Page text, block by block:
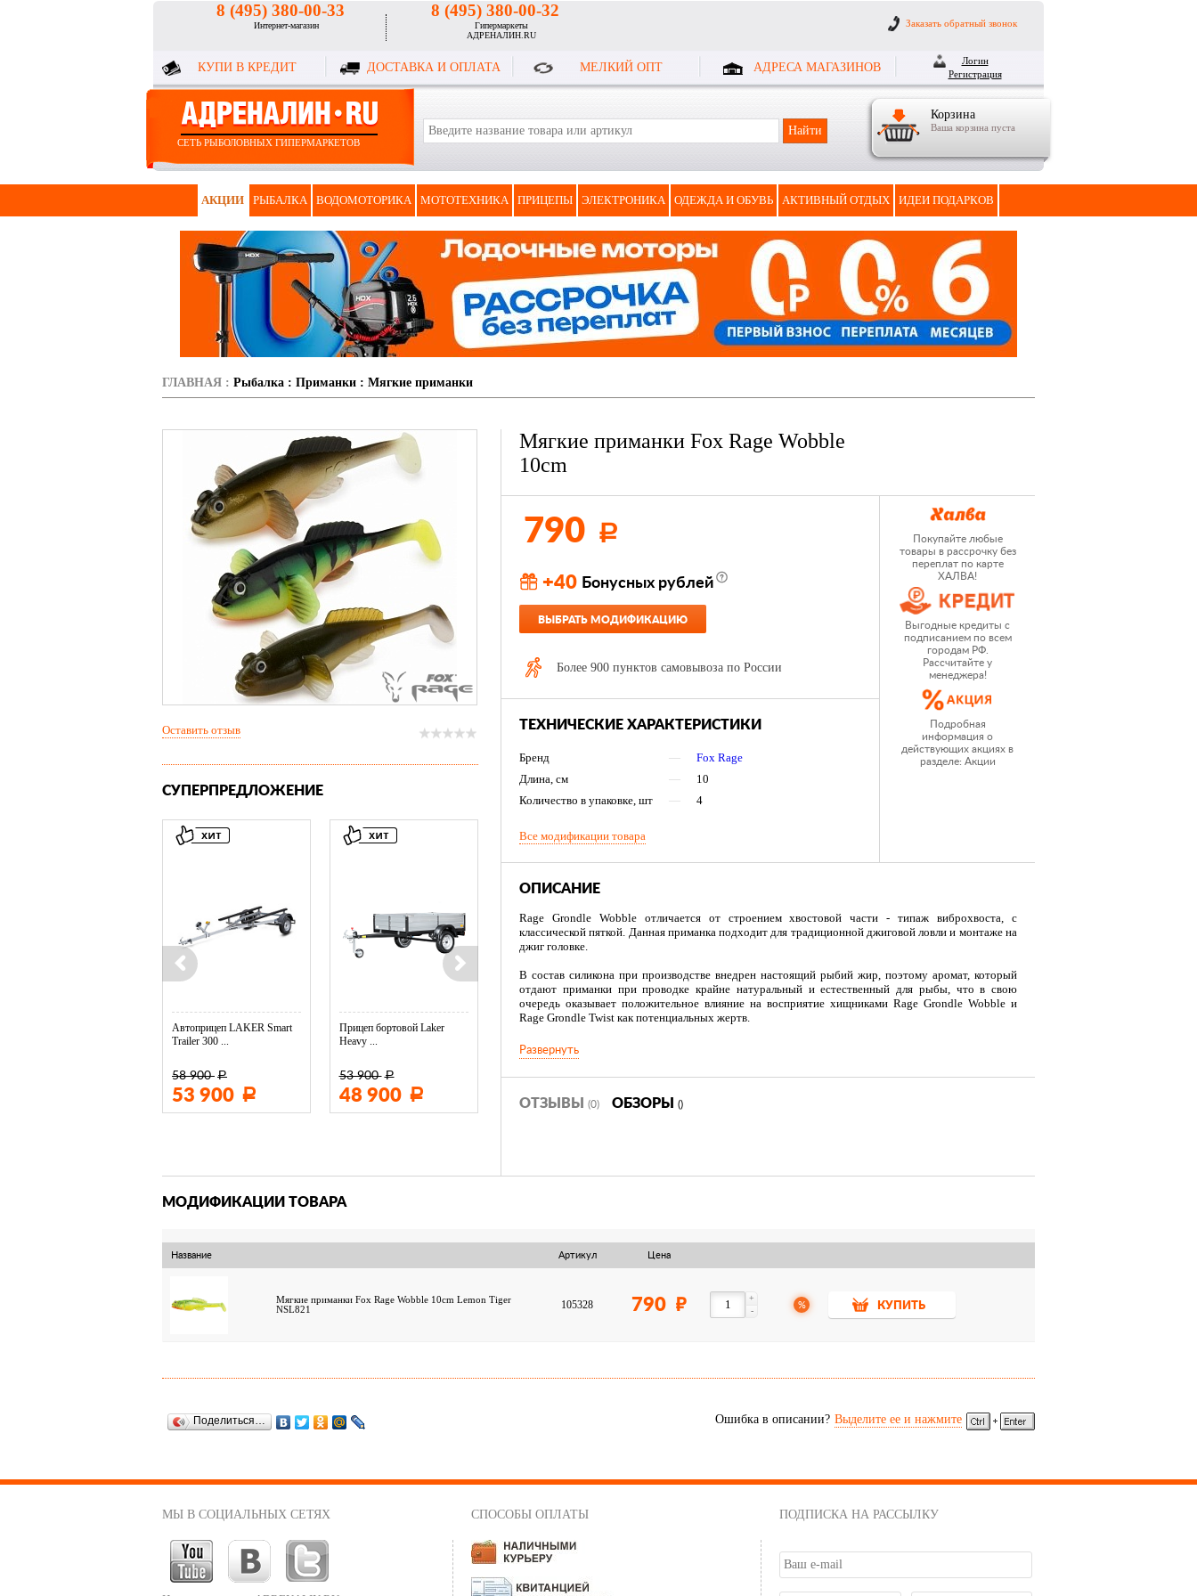
8 (495) 380-00-33
Интернет-магазин
8 (495) 380-00-32
Гипермаркеты
АДРЕНАЛИН.RU
Заказать обратный звонок
КУПИ В КРЕДИТ ДОСТАВКА И ОПЛАТА МЕЛКИЙ ОПТ АДРЕСА МАГАЗИНОВ
Логин
Регистрация
Корзина
Ваша корзина пуста
СЕТЬ РЫБОЛОВНЫХ ГИПЕРМАРКЕТОВ
АКЦИИ РЫБАЛКА ВОДОМОТОРИКА МОТОТЕХНИКА ПРИЦЕПЫ ЭЛЕКТРОНИКА ОДЕЖДА И ОБУВЬ АКТИВНЫЙ ОТДЫХ ИДЕИ ПОДАРКОВ
ГЛАВНАЯ : Рыбалка : Приманки : Мягкие приманки
Мягкие приманки Fox Rage Wobble
10cm
790 Р
+40 Бонусных рублей
ВЫБРАТЬ МОДИФИКАЦИЮ
Более 900 пунктов самовывоза по России
ТЕХНИЧЕСКИЕ ХАРАКТЕРИСТИКИ
Бренд —
Fox Rage
Длина, см
—
10
Количество в упаковке, шт
— 4
Все модификации товара
Покупайте любые
товары в рассрочку без
переплат по карте
ХАЛВА!
Выгодные кредиты с
подписанием по всем
городам РФ.
Рассчитайте у
менеджера!
Подробная
информация о
действующих акциях в
разделе: Акции
ОПИСАНИЕ
Rage Grondle Wobble отличается от строением хвостовой части - типаж виброхвоста, с
классической пяткой. Данная приманка подходит для традиционной джиговой ловли и монтаже на
джиг головке.
В состав силикона при производстве внедрен настоящий рыбий жир, поэтому аромат, который
отдают приманки при проводке крайне натуральный и естественный для рыбы, что в свою
очередь оказывает положительное влияние на восприятие хищниками Rage Grondle Wobble и
Rage Grondle Twist как потенциальных жертв.
Приманки выпускаются в шести расцветках, в палитре присутствуют все самые популярные,
фирменные цвета Rage: кислотные и натуральные расцветки. Rage Grondle Wobble можно
применять не только при ловле горизонтальным джигом, но вполне эффектно и успешно он будет
плавниками создающими эффект движения и естественного поведения виброхвоста при проводке.
Развернуть
ОТЗЫВЫ (0) ОБЗОРЫ ()
Оставить отзыв
СУПЕРПРЕДЛОЖЕНИЕ
Автоприцеп LAKER Smart
Trailer 300 ...
58 900 Р
53 900 Р
Прицеп бортовой Laker
Heavy ...
53 900 Р
48 900 Р
Тент LAKER с каркасом для
11 600 Р
Тент LAKER с каркасом для
19 500
МОДИФИКАЦИИ ТОВАРА
Название Артикул Цена
Мягкие приманки Fox Rage Wobble 10cm Lemon Tiger
NSL821
105328 790 -
+
% КУПИТЬ
Ошибка в описании? Выделите ее и нажмите
Поделиться…
МЫ В СОЦИАЛЬНЫХ СЕТЯХ СПОСОБЫ ОПЛАТЫ ПОДПИСКА НА РАССЫЛКУ